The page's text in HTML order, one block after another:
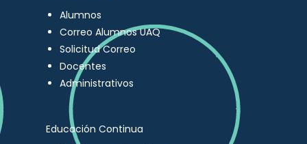
Alumnos
Correo Alumnos UAQ
Solicitud Correo
Docentes
Administrativos
Educación Continua